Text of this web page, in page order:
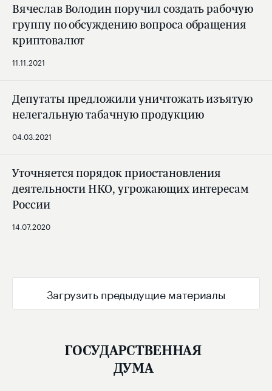
11.11.2021
Вячеслав Володин поручил создать рабочую
группу по обсуждению вопроса обращения
криптовалют
04.03.2021
Депутаты предложили уничтожать изъятую
нелегальную табачную продукцию
14.07.2020
Уточняется порядок приостановления
деятельности НКО, угрожающих интересам
России
Загрузить предыдущие материалы
ГОСУДАРСТВЕННАЯ
ДУМА